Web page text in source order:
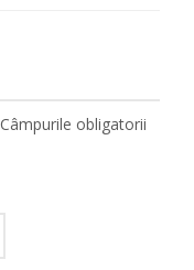
Câmpurile obligatorii